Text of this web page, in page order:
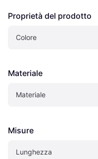
Proprietà del prodotto
Colore
Materiale
Materiale
Misure
Lunghezza